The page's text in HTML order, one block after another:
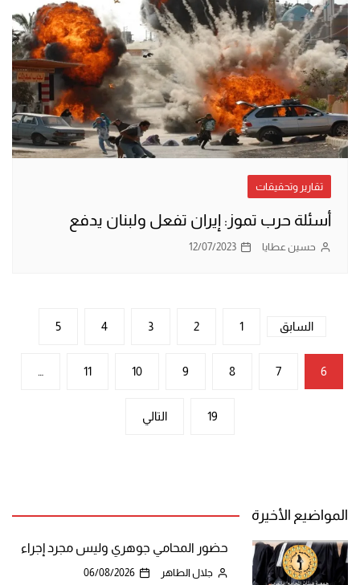
تقارير وتحقيقات
أسئلة حرب تموز: إيران تفعل ولبنان يدفع
حسين عطايا 12/07/2023
تعدد
صفحات
المقالات
السابق 1
2
3
4
5
6
7
8
9
10
11
19 التالي
المواضيع الأخيرة
حضور المحامي جوهري وليس مجرد إجراء
جلال الطاهر 06/08/2026